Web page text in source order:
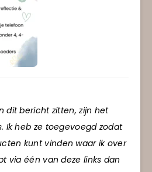
dit bericht zitten, zijn het
Ik heb ze toegevoegd zodat
kunt vinden waar ik over
via één van deze links dan